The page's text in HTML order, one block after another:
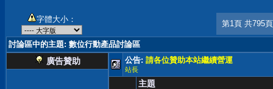
字體大小： 第1頁 共795頁
討論區中的主題: 數位行動產品討論區
廣告贊助 公告: 請各位贊助本站繼續營運
站長
主題